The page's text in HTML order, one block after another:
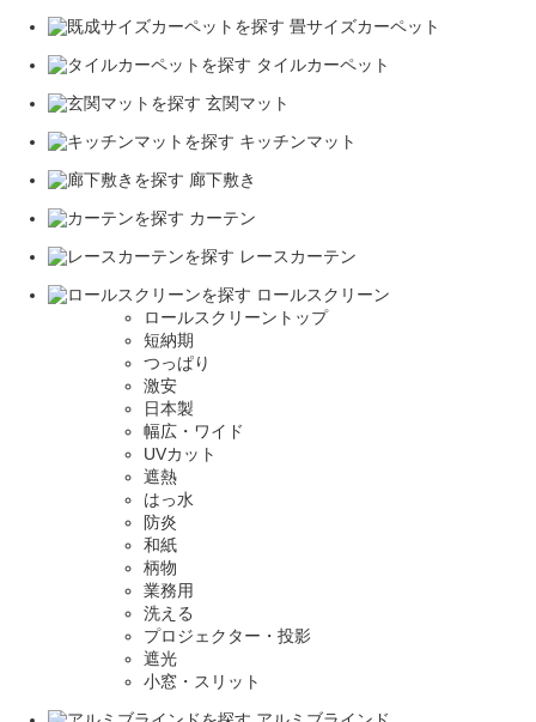
畳サイズカーペット
タイルカーペット
玄関マット
キッチンマット
廊下敷き
カーテン
レースカーテン
ロールスクリーン
ロールスクリーントップ
短納期
つっぱり
激安
日本製
幅広・ワイド
UVカット
遮熱
はっ水
防炎
和紙
柄物
業務用
洗える
プロジェクター・投影
遮光
小窓・スリット